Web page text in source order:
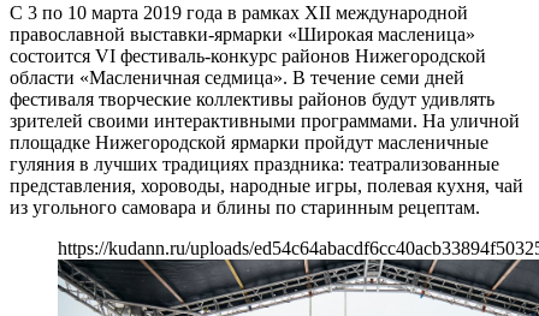
С 3 по 10 марта 2019 года в рамках XII международной
православной выставки-ярмарки «Широкая масленица»
состоится VI фестиваль-конкурс районов Нижегородской
области «Масленичная седмица». В течение семи дней
фестиваля творческие коллективы районов будут удивлять
зрителей своими интерактивными программами. На уличной
площадке Нижегородской ярмарки пройдут масленичные
гуляния в лучших традициях праздника: театрализованные
представления, хороводы, народные игры, полевая кухня, чай
из угольного самовара и блины по старинным рецептам.
https://kudann.ru/uploads/